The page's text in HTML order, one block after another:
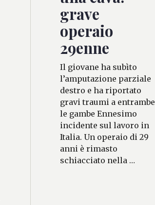
grave
operaio
29enne
Il giovane ha subìto
l’amputazione parziale
destro e ha riportato
gravi traumi a entrambe
le gambe Ennesimo
incidente sul lavoro in
Italia. Un operaio di 29
anni è rimasto
schiacciato nella …